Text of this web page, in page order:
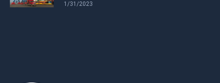
1/31/2023